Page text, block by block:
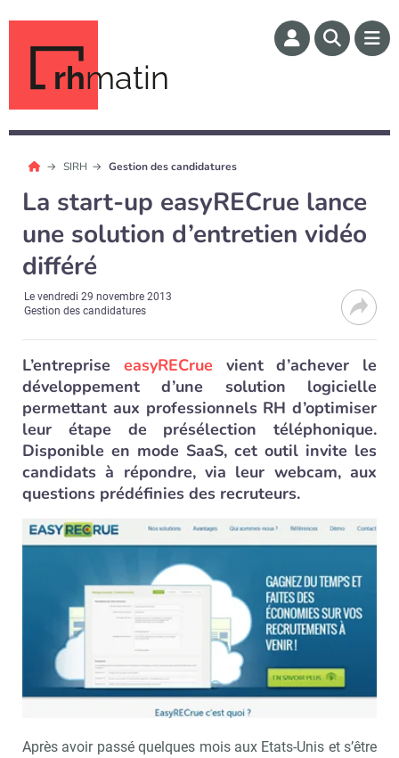
rhmatin
SIRH Gestion des candidatures
La start-up easyRECrue lance
une solution d’entretien vidéo
différé
Levendredi 29 novembre 2013
Gestion des candidatures
L’entreprise easyRECrue vient d’achever le
développement d’une solution logicielle
permettant aux professionnels RH d’optimiser
leur étape de présélection téléphonique.
Disponible en mode SaaS, cet outil invite les
candidats à répondre, via leur webcam, aux
questions prédéfinies des recruteurs.
Après avoir passé quelques mois aux Etats-Unis et s’être